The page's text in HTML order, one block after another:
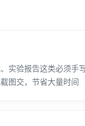
实验报告这类必须手
图交，节省大量时间